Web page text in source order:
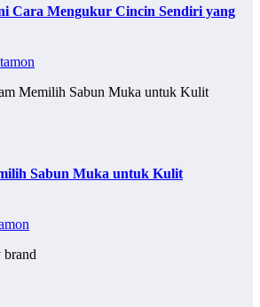
Cara Mengukur Cincin Sendiri yang
Sabun Muka untuk Kulit